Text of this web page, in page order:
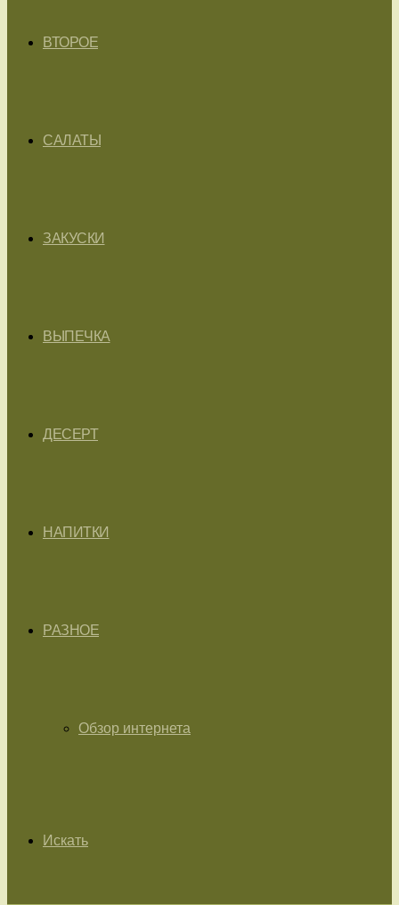
ВТОРОЕ
САЛАТЫ
ЗАКУСКИ
ВЫПЕЧКА
ДЕСЕРТ
НАПИТКИ
РАЗНОЕ
Обзор интернета
Искать